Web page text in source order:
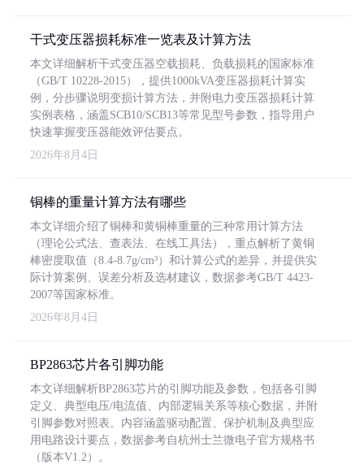
干式变压器损耗标准一览表及计算方法
本文详细解析干式变压器空载损耗、负载损耗的国家标准
（GB/T 10228-2015），提供1000kVA变压器损耗计算实
例，分步骤说明变损计算方法，并附电力变压器损耗计算
实例表格，涵盖SCB10/SCB13等常见型号参数，指导用户
快速掌握变压器能效评估要点。
2026年8月4日
铜棒的重量计算方法有哪些
本文详细介绍了铜棒和黄铜棒重量的三种常用计算方法
（理论公式法、查表法、在线工具法），重点解析了黄铜
棒密度取值（8.4-8.7g/cm³）和计算公式的差异，并提供实
际计算案例、误差分析及选材建议，数据参考GB/T 4423-
2007等国家标准。
2026年8月4日
BP2863芯片各引脚功能
本文详细解析BP2863芯片的引脚功能及参数，包括各引脚
定义、典型电压/电流值、内部逻辑关系等核心数据，并附
引脚参数对照表。内容涵盖驱动配置、保护机制及典型应
用电路设计要点，数据参考自杭州士兰微电子官方规格书
（版本V1.2）。